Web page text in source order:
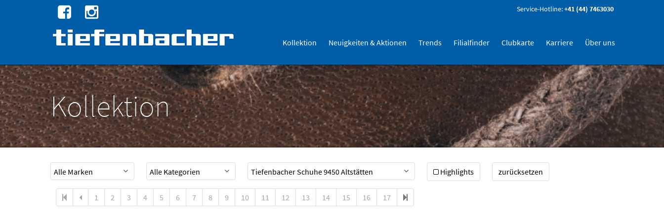
Service-Hotline:+41 (44) 7463030
Kollektion Neuigkeiten & Aktionen Trends Filialfinder Clubkarte Karriere Über uns
Kollektion
Highlights zurücksetzen
1 2 3 4 5 6 7 8 9 10 11 12 13 14 15 16 17